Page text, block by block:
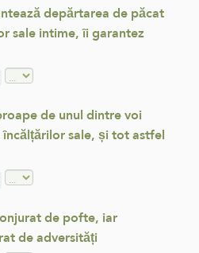
depărtarea de păcat
sale intime, îi garantez
de unul dintre voi
sale, și tot astfel
de pofte, iar
de adversități